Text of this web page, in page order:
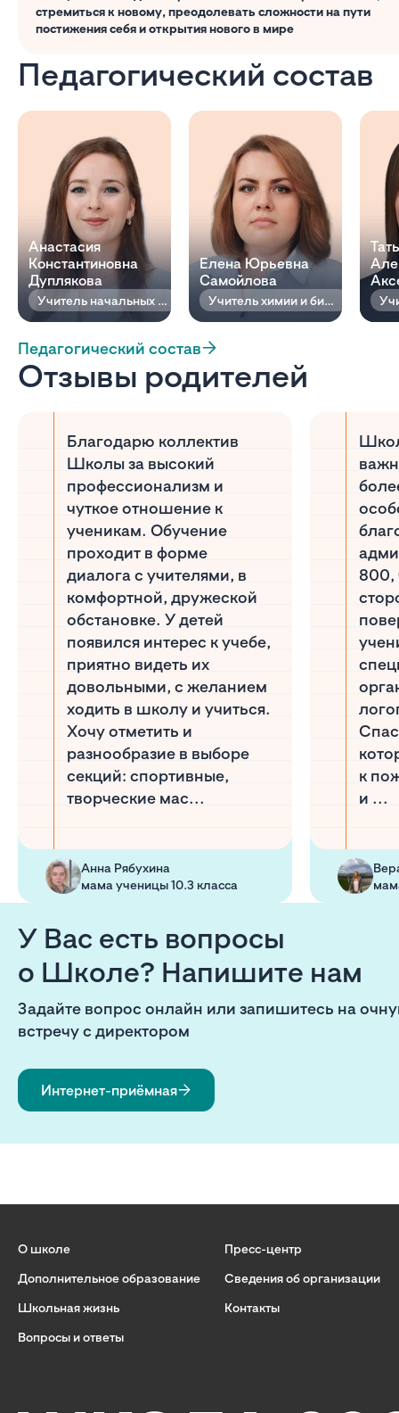
стремиться к новому, преодолевать сложности на пути
постижения себя и открытия нового в мире
Педагогический состав
Анастасия
Константиновна
Дуплякова
Учитель начальных классов
Елена Юрьевна
Самойлова
Учитель химии и биологии
Педагогический состав
Отзывы родителей
Благодарю коллектив
Школы за высокий
профессионализм и
чуткое отношение к
ученикам. Обучение
проходит в форме
диалога с учителями, в
комфортной, дружеской
обстановке. У детей
появился интерес к учебе,
приятно видеть их
довольными, с желанием
ходить в школу и учиться.
Хочу отметить и
разнообразие в выборе
секций: спортивные,
творческие мас...
Анна Рябухина
мама ученицы 10.3 класса
800,
к
и ...
У Вас есть вопросы
о Школе? Напишите нам
Задайте вопрос онлайн или запишитесь на
встречу с директором
Интернет-приёмная
О школе
Дополнительное образование
Школьная жизнь
Вопросы и ответы
Пресс-центр
Сведения об организации
Контакты